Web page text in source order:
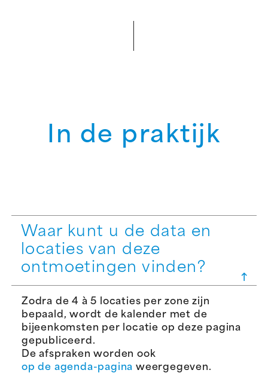
In de praktijk
Waar kunt u de data en
locaties van deze
ontmoetingen vinden?
Zodra de 4 à 5 locaties per zone zijn
bepaald, wordt de kalender met de
bijeenkomsten per locatie op deze pagina
gepubliceerd.
De afspraken worden ook
op de agenda-pagina weergegeven.